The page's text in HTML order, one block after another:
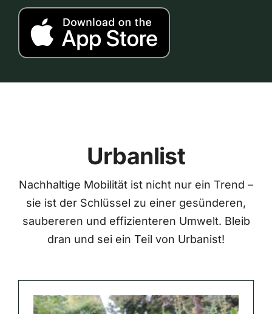
Urbanlist
Nachhaltige Mobilität ist nicht nur ein Trend –
sie ist der Schlüssel zu einer gesünderen,
saubereren und effizienteren Umwelt. Bleib
dran und sei ein Teil von Urbanist!